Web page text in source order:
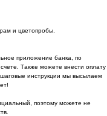
и цветопробы.
приложение банка, по
Также можете внести оплату
инструкции мы высылаем
поэтому можете не